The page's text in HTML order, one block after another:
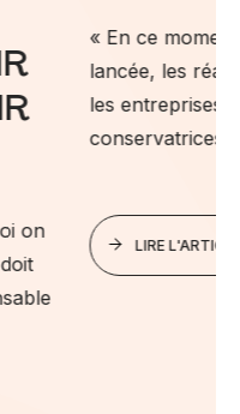
» Quand l’alerte est
similaires dans